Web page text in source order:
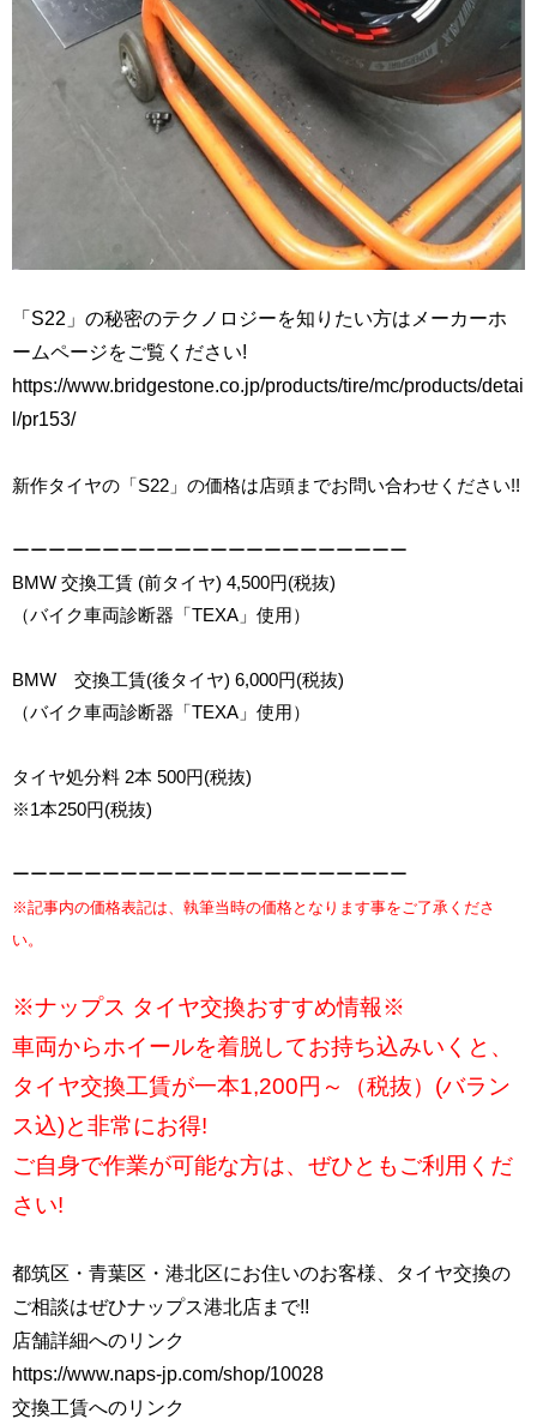
「S22」の秘密のテクノロジーを知りたい方はメーカーホ
ームページをご覧ください!
https://www.bridgestone.co.jp/products/tire/mc/products/detai
l/pr153/
新作タイヤの「S22」の価格は店頭までお問い合わせください!!
ーーーーーーーーーーーーーーーーーーーーーー
BMW 交換工賃 (前タイヤ) 4,500円(税抜)
（バイク車両診断器「TEXA」使用）
BMW 交換工賃(後タイヤ) 6,000円(税抜)
（バイク車両診断器「TEXA」使用）
タイヤ処分料 2本 500円(税抜)
※1本250円(税抜)
ーーーーーーーーーーーーーーーーーーーーーー
※記事内の価格表記は、執筆当時の価格となります事をご了承くださ
い。
※ナップス タイヤ交換おすすめ情報※
車両からホイールを着脱してお持ち込みいくと、
タイヤ交換工賃が一本1,200円～（税抜）(バラン
ス込)と非常にお得!
ご自身で作業が可能な方は、ぜひともご利用くだ
さい!
都筑区・青葉区・港北区にお住いのお客様、タイヤ交換の
ご相談はぜひナップス港北店まで!!
店舗詳細へのリンク
https://www.naps-jp.com/shop/10028
交換工賃へのリンク